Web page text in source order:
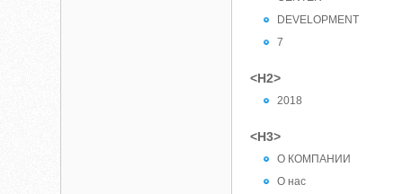
DEVELOPMENT
7
<H2>
2018
<H3>
О КОМПАНИИ
О нас